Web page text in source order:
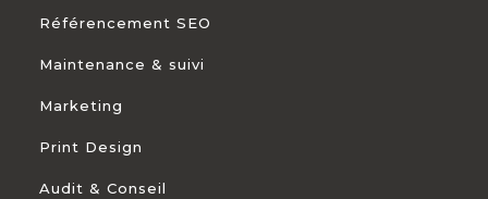
Référencement SEO
Maintenance & suivi
Marketing
Print Design
Audit & Conseil